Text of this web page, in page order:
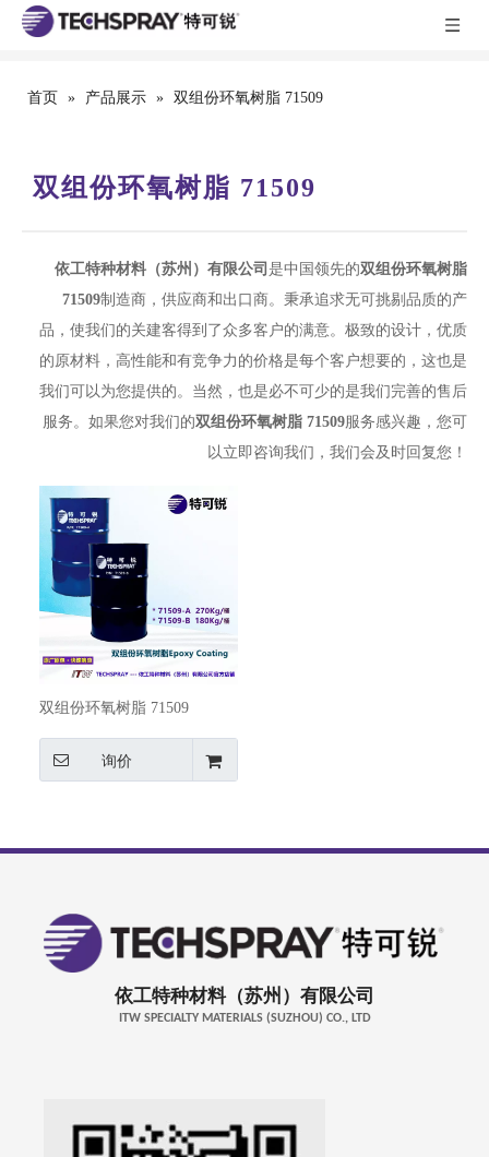
首页 » 产品展示 » 双组份环氧树脂 71509
双组份环氧树脂 71509
依工特种材料（苏州）有限公司 是中国领先的双组份环氧树脂
71509制造商，供应商和出口商。秉承追求无可挑剔品质的产
品，使我们的关建客得到了众多客户的满意。极致的设计，优质
的原材料，高性能和有竞争力的价格是每个客户想要的，这也是
我们可以为您提供的。当然，也是必不可少的是我们完善的售后
服务。如果您对我们的双组份环氧树脂 71509服务感兴趣，您可
以立即咨询我们，我们会及时回复您！
双组份环氧树脂 71509
询价
依工特种材料（苏州）有限公司
ITW SPECIALTY MATERIALS (SUZHOU) CO., LTD